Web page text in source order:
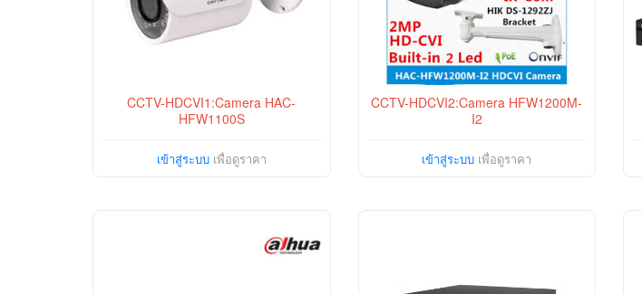
CCTV-HDCVI1:Camera HAC-
HFW1100S
เข้าสู่ระบบเพื่อดูราคา
CCTV-HDCVI2:Camera HFW1200M-
I2
เข้าสู่ระบบ เพื่อดูราคา